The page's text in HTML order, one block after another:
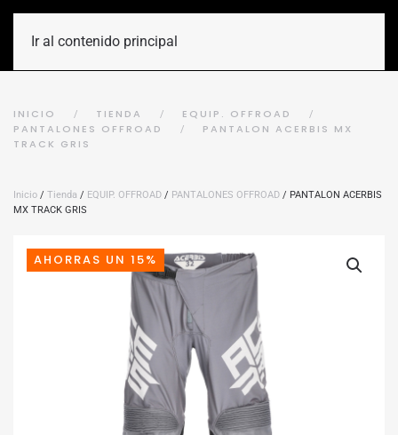
Ir al contenido principal
INICIO TIENDA
EQUIP. OFFROAD
PANTALONES OFFROAD
PANTALON ACERBIS MX
TRACK GRIS
Inicio / Tienda / EQUIP. OFFROAD / PANTALONES OFFROAD / PANTALON ACERBIS
MX TRACK GRIS
AHORRAS UN 15%